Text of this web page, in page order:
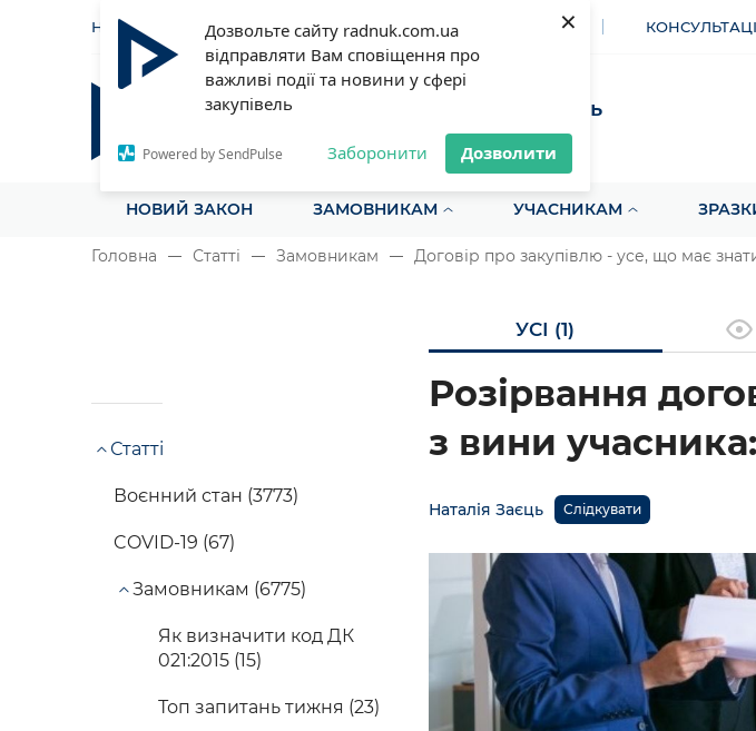
Дозвольте сайту radnuk.com.ua
відправляти Вам сповіщення про
важливі події та новини у сфері
закупівель
Powered by SendPulse Заборонити Дозволити
×
НОВИНИ СТАТТІ ІНСТРУМЕНТИ
Радник у сфері публічних закупівель
Все для закупівель на одному порталі
НОВИЙ ЗАКОН ЗАМОВНИКАМ УЧАСНИКАМ
Головна Статті Замовникам Договір про закупівлю - усе, що має
УСІ (1)
Статті
Воєнний стан (3773)
COVID-19 (67)
Замовникам (6775)
Як визначити код ДК
021:2015 (15)
Топ запитань тижня (23)
Розірвання
з вини
Наталія Заєць Слідкувати